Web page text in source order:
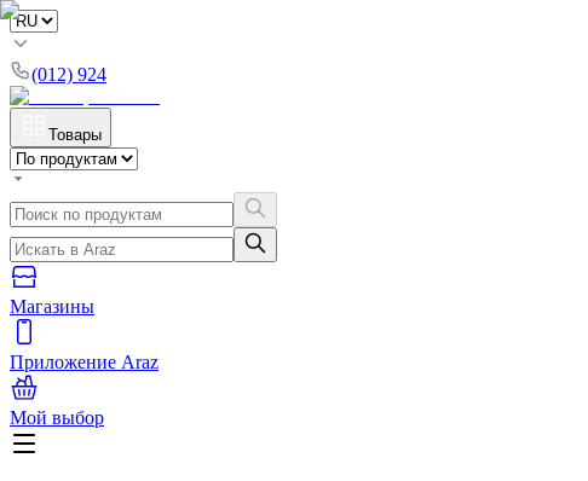
(012) 924
Товары
Магазины
Приложение Araz
Мой выбор